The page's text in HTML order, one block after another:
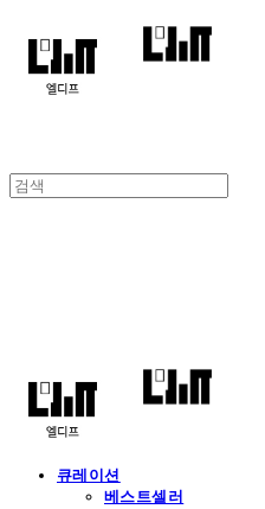
큐레이션
베스트셀러